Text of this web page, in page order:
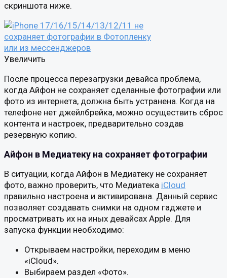
скриншота ниже.
Увеличить
После процесса перезагрузки девайса проблема,
когда Айфон не сохраняет сделанные фотографии или
фото из интернета, должна быть устранена. Когда на
телефоне нет джейлбрейка, можно осуществить сброс
контента и настроек, предварительно создав
резервную копию.
Айфон в Медиатеку на сохраняет фотографии
В ситуации, когда Айфон в Медиатеку не сохраняет
фото, важно проверить, что Медиатека iCloud
правильно настроена и активирована. Данный сервис
позволяет создавать снимки на одном гаджете и
просматривать их на иных девайсах Apple. Для
запуска функции необходимо:
Открываем настройки, переходим в меню
«iCloud».
Выбираем раздел «Фото».